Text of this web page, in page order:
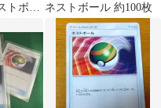
トボー ネストボール 約100枚